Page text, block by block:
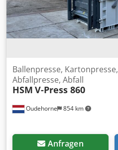
Oudehorne 854 km
Ballenpresse, Kartonpresse,
Abfallpresse, Abfall
HSM V-Press 860
Anfragen